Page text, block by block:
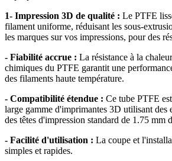
1- Impression 3D de qualité : Le PTFE
filament uniforme, réduisant les sous-
les marques sur vos impressions, pour des
- Fiabilité accrue : La résistance à la
chimiques du PTFE garantit une
des filaments haute température.
- Compatibilité étendue : Ce tube PTFE
large gamme d'imprimantes 3D utilisant des
des têtes d'impression standard de 1.75 mm
- Facilité d'utilisation : La coupe et
simples et rapides.